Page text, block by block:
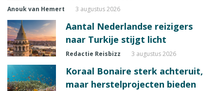
Anouk van Hemert 3 augustus 2026
Aantal Nederlandse reizigers
naar Turkije stijgt licht
Redactie Reisbizz 3 augustus 2026
Koraal Bonaire sterk achteruit,
maar herstelprojecten bieden